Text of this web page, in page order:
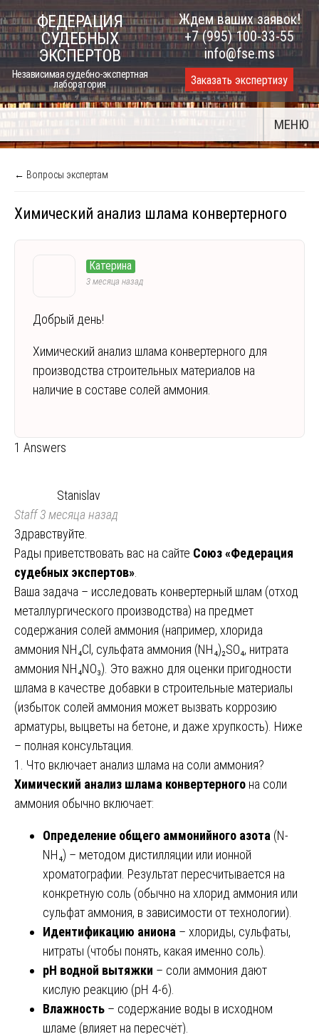
Skip
to
content
ФЕДЕРАЦИЯ
СУДЕБНЫХ
ЭКСПЕРТОВ
Независимая судебно-экспертная
лаборатория
Ждем ваших заявок!
+7 (995) 100-33-55
info@fse.ms
Заказать экспертизу
МЕНЮ
← Вопросы экспертам
Химический анализ шлама конвертерного
Катерина
3 месяца назад
Добрый день!
Химический анализ шлама конвертерного для
производства строительных материалов на
наличие в составе солей аммония.
1 Answers
Stanislav
Staff3 месяца назад
Здравствуйте.
Рады приветствовать вас на сайте Союз «Федерация
судебных экспертов»
Ваша задача – исследовать конвертерный шлам (отход
металлургического производства) на предмет
содержания солей аммония (например, хлорида
аммония NH₄Cl, сульфата аммония (NH₄)₂SO₄, нитрата
аммония NH₄NO₃). Это важно для оценки пригодности
шлама в качестве добавки в строительные материалы
(избыток солей аммония может вызвать коррозию
арматуры, выцветы на бетоне, и даже хрупкость). Ниже
– полная консультация.
1. Что включает анализ шлама на соли аммония?
Химический анализ шлама конвертерного на соли
аммония обычно включает:
Определение общего аммонийного азота (N-
NH₄) – методом дистилляции или ионной
хроматографии. Результат пересчитывается на
конкретную соль (обычно на хлорид аммония или
сульфат аммония, в зависимости от технологии).
Идентификацию аниона – хлориды, сульфаты,
нитраты (чтобы понять, какая именно соль).
pH водной вытяжки – соли аммония дают
кислую реакцию (pH 4-6).
Влажность – содержание воды в исходном
шламе (влияет на пересчёт).